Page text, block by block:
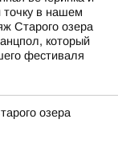
в нашем
Старого озера
который
фестиваля
озера